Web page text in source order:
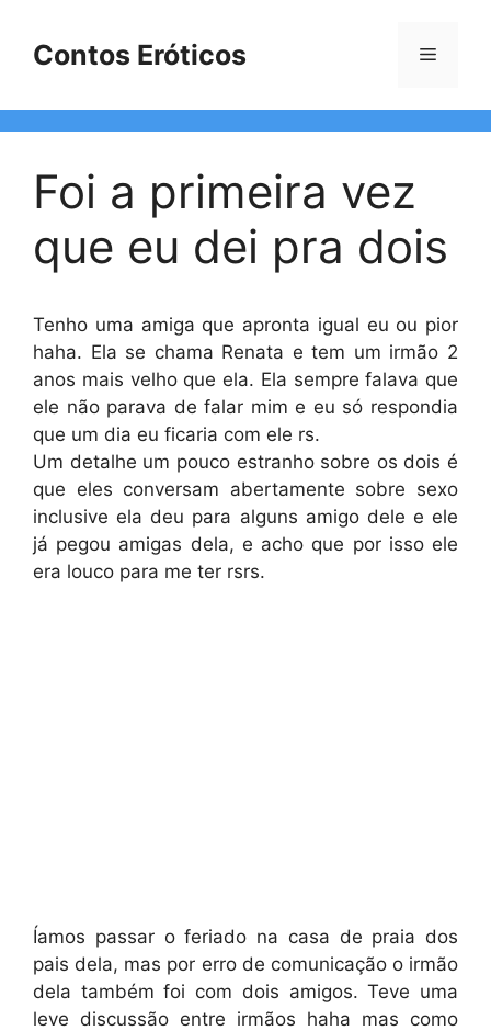
Contos Eróticos Menu
Foi a primeira vez
que eu dei pra dois
Tenho uma amiga que apronta igual eu ou pior
haha. Ela se chama Renata e tem um irmão 2
anos mais velho que ela. Ela sempre falava que
ele não parava de falar mim e eu só respondia
que um dia eu ficaria com ele rs.
Um detalhe um pouco estranho sobre os dois é
que eles conversam abertamente sobre sexo
inclusive ela deu para alguns amigo dele e ele
já pegou amigas dela, e acho que por isso ele
era louco para me ter rsrs.
Íamos passar o feriado na casa de praia dos
pais dela, mas por erro de comunicação o irmão
dela também foi com dois amigos. Teve uma
leve discussão entre irmãos haha mas como